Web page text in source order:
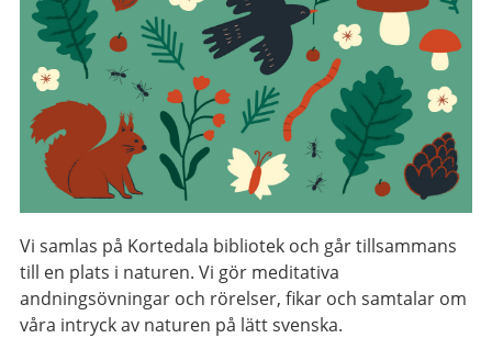
Vi samlas på Kortedala bibliotek och går tillsammans
till en plats i naturen. Vi gör meditativa
andningsövningar och rörelser, fikar och samtalar om
våra intryck av naturen på lätt svenska.